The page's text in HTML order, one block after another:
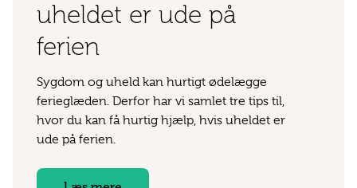
uheldet er ude på
ferien
Sygdom og uheld kan hurtigt ødelægge
ferieglæden. Derfor har vi samlet tre tips til,
hvor du kan få hurtig hjælp, hvis uheldet er
ude på ferien.